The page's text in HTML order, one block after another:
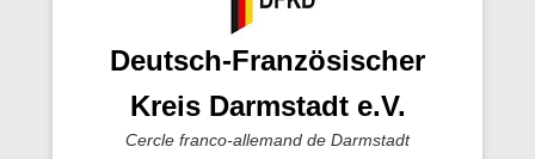
Deutsch-Französischer
Kreis Darmstadt e.V.
Cercle franco-allemand de Darmstadt